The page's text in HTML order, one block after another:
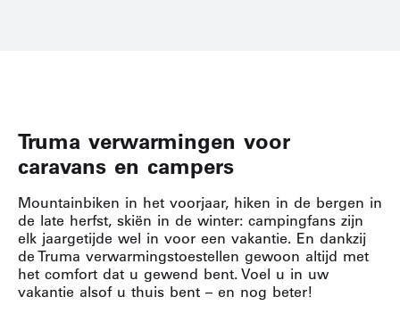
Truma verwarmingen voor
caravans en campers
Mountainbiken in het voorjaar, hiken in de bergen in
de late herfst, skiën in de winter: campingfans zijn
elk jaargetijde wel in voor een vakantie. En dankzij
de Truma verwarmingstoestellen gewoon altijd met
het comfort dat u gewend bent. Voel u in uw
vakantie alsof u thuis bent – en nog beter!